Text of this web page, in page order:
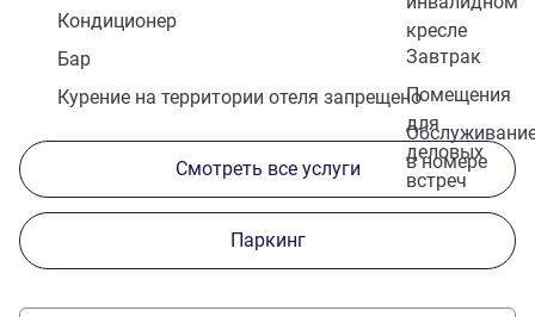
кресле
Кондиционер
Завтрак
Бар
Помещения
для
деловых
встреч
Курение на территории отеля запрещено
в номере
Смотреть все услуги
Паркинг